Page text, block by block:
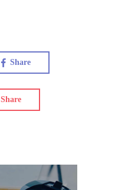
Share
Share